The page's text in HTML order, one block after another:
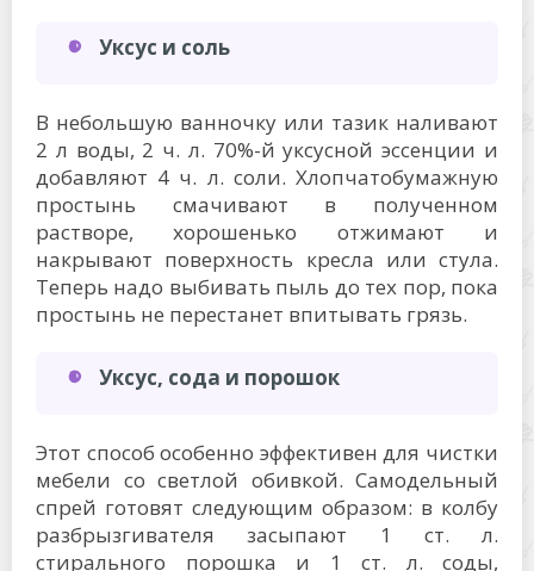
Уксус и соль
В небольшую ванночку или тазик наливают
2 л воды, 2 ч. л. 70%-й уксусной эссенции и
добавляют 4 ч. л. соли. Хлопчатобумажную
простынь смачивают в полученном
растворе, хорошенько отжимают и
накрывают поверхность кресла или стула.
Теперь надо выбивать пыль до тех пор, пока
простынь не перестанет впитывать грязь.
Уксус, сода и порошок
Этот способ особенно эффективен для чистки
мебели со светлой обивкой. Самодельный
спрей готовят следующим образом: в колбу
разбрызгивателя засыпают 1 ст. л.
стирального порошка и 1 ст. л. соды,